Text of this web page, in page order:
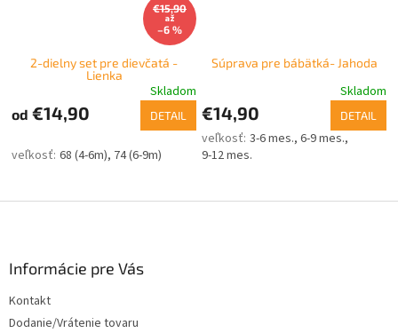
€15,90
až
–6 %
2-dielny set pre dievčatá -
Lienka
Skladom
od €14,90 DETAIL
68 (4-6m) 74 (6-9m)
Súprava pre bábätká- Jahoda
Skladom
€14,90 DETAIL
3-6 mes. 6-9 mes.
9-12 mes.
Informácie pre Vás
Kontakt
Dodanie/Vrátenie tovaru